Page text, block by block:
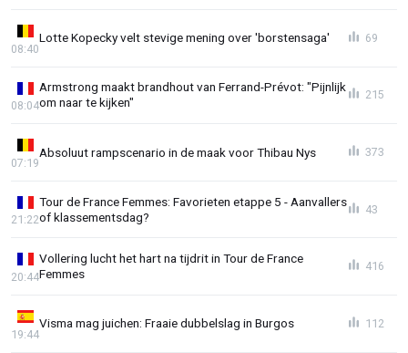
Lotte Kopecky velt stevige mening over 'borstensaga'
08:40
69
Armstrong maakt brandhout van Ferrand-Prévot: "Pijnlijk
om naar te kijken"
08:04
215
Absoluut rampscenario in de maak voor Thibau Nys
07:19
373
Tour de France Femmes: Favorieten etappe 5 - Aanvallers
of klassementsdag?
21:22
43
Vollering lucht het hart na tijdrit in Tour de France
Femmes
20:44
416
Visma mag juichen: Fraaie dubbelslag in Burgos
19:44
112